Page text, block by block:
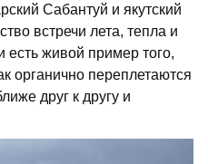
Сабантуй и якутский
встречи лета, тепла и
живой пример того,
органично переплетаются
друг к другу и